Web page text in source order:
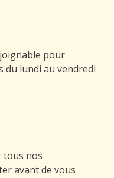
pour
du lundi au vendredi
tous nos
avant de vous